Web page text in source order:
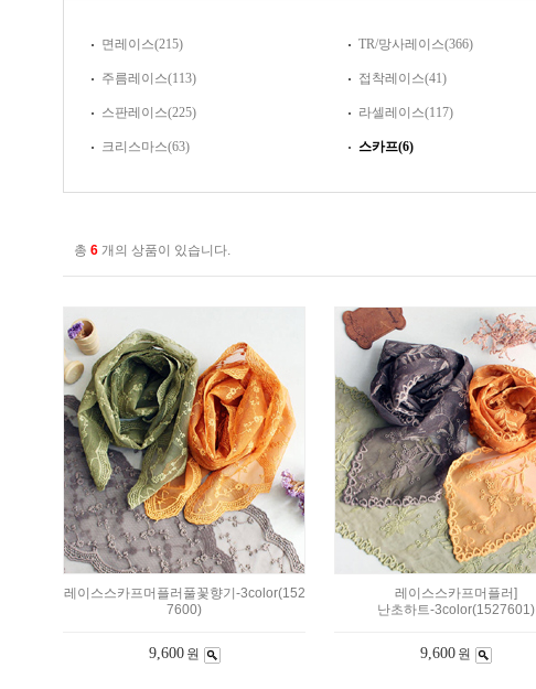
면레이스(215) TR/망사레이스(366)
주름레이스(113) 접착레이스(41)
스판레이스(225) 라셀레이스(117)
크리스마스(63) 스카프(6)
총 6 개의 상품이 있습니다.
레이스스카프머플러풀꽃향기-3color(152
7600)
9,600 원
레이스스카프머플러]
난초하트-3color(1527601)
9,600 원